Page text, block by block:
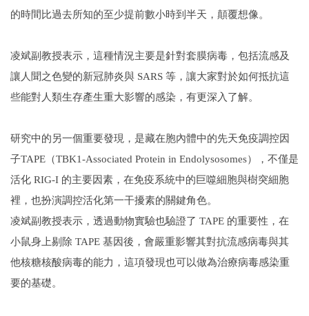
的時間比過去所知的至少提前數小時到半天，顛覆想像。
凌斌副教授表示，這種情況主要是針對套膜病毒，包括流感及
讓人聞之色變的新冠肺炎與 SARS 等，讓大家對於如何抵抗這
些能對人類生存產生重大影響的感染，有更深入了解。
研究中的另一個重要發現，是藏在胞內體中的先天免疫調控因
子TAPE（TBK1-Associated Protein in Endolysosomes），不僅是
活化 RIG-I 的主要因素，在免疫系統中的巨噬細胞與樹突細胞
裡，也扮演調控活化第一干擾素的關鍵角色。
凌斌副教授表示，透過動物實驗也驗證了 TAPE 的重要性，在
小鼠身上剔除 TAPE 基因後，會嚴重影響其對抗流感病毒與其
他核糖核酸病毒的能力，這項發現也可以做為治療病毒感染重
要的基礎。